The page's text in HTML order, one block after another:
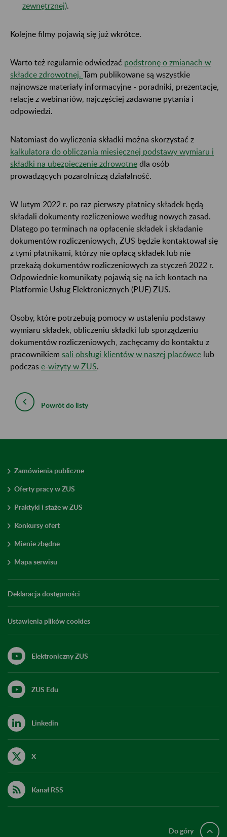
zewnętrznej)
Kolejne filmy pojawią się już wkrótce.
Warto też regularnie odwiedzać podstronę o zmianach w
składce zdrowotnej. Tam publikowane są wszystkie
najnowsze materiały informacyjne - poradniki, prezentacje,
relacje z webinariów, najczęściej zadawane pytania i
odpowiedzi.
Natomiast do wyliczenia składki można skorzystać z
kalkulatora do obliczania miesięcznej podstawy wymiaru i
składki na ubezpieczenie zdrowotne dla osób
prowadzących pozarolniczą działalność.
W lutym 2022 r. po raz pierwszy płatnicy składek będą
składali dokumenty rozliczeniowe według nowych zasad.
Dlatego po terminach na opłacenie składek i składanie
dokumentów rozliczeniowych, ZUS będzie kontaktował się
z tymi płatnikami, którzy nie opłacą składek lub nie
przekażą dokumentów rozliczeniowych za styczeń 2022 r.
Odpowiednie komunikaty pojawią się na ich kontach na
Platformie Usług Elektronicznych (PUE) ZUS.
Osoby, które potrzebują pomocy w ustaleniu podstawy
wymiaru składek, obliczeniu składki lub sporządzeniu
dokumentów rozliczeniowych, zachęcamy do kontaktu z
pracownikiem sali obsługi klientów w naszej placówce lub
podczas e-wizyty w ZUS
Powrót do listy
Zamówienia publiczne
Oferty pracy w ZUS
Praktyki i staże w ZUS
Konkursy ofert
Mienie zbędne
Mapa serwisu
Deklaracja dostępności
Ustawienia plików cookies
Elektroniczny ZUS
ZUS Edu
Linkedin
X
Kanał RSS
Do góry